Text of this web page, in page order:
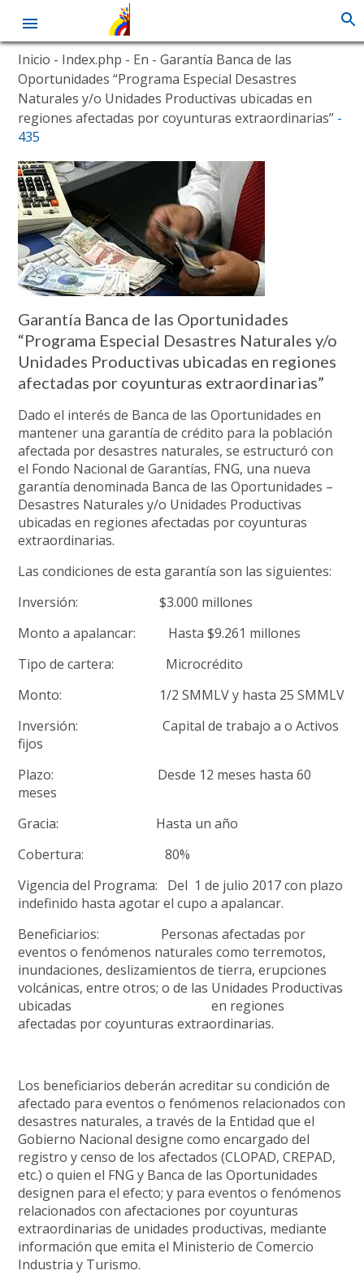
Skip
main
content
Inicio - Index.php - En - Garantía Banca de las
Oportunidades “Programa Especial Desastres
Naturales y/o Unidades Productivas ubicadas en
regiones afectadas por coyunturas extraordinarias” -
435
Garantía Banca de las Oportunidades
“Programa Especial Desastres Naturales y/o
Unidades Productivas ubicadas en regiones
afectadas por coyunturas extraordinarias”
Dado el interés de Banca de las Oportunidades en
mantener una garantía de crédito para la población
afectada por desastres naturales, se estructuró con
el Fondo Nacional de Garantías, FNG, una nueva
garantía denominada Banca de las Oportunidades –
Desastres Naturales y/o Unidades Productivas
ubicadas en regiones afectadas por coyunturas
extraordinarias.
Las condiciones de esta garantía son las siguientes:
Inversión: $3.000 millones
Monto a apalancar: Hasta $9.261 millones
Tipo de cartera: Microcrédito
Monto: 1/2 SMMLV y hasta 25 SMMLV
Inversión: Capital de trabajo a o Activos
fijos
Plazo: Desde 12 meses hasta 60
meses
Gracia: Hasta un año
Cobertura: 80%
Vigencia del Programa:
Del 1 de julio 2017 con plazo
indefinido hasta agotar el cupo a apalancar.
Beneficiarios: Personas afectadas por
eventos o fenómenos naturales como terremotos,
inundaciones, deslizamientos de tierra, erupciones
volcánicas, entre otros; o de las Unidades Productivas
ubicadas en regiones
afectadas por coyunturas extraordinarias.
Los beneficiarios deberán acreditar su condición de
afectado para eventos o fenómenos relacionados con
desastres naturales, a través de la Entidad que el
Gobierno Nacional designe como encargado del
registro y censo de los afectados (CLOPAD, CREPAD,
etc.) o quien el FNG y Banca de las Oportunidades
designen para el efecto; y para eventos o fenómenos
relacionados con afectaciones por coyunturas
extraordinarias de unidades productivas, mediante
información que emita el Ministerio de Comercio
Industria y Turismo.